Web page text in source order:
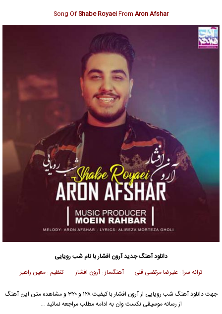
Song Of Shabe RoyaeiFrom Aron Afshar
دانلود آهنگ جدیدآرون افشاربا نام شب رویایی
ترانه سرا : علیرضا مرتضی قلی آهنگساز : آرون افشار تنظیم : معین راهبر
جهت دانلود آهنگ شب رویایی ازآرون افشار
با کیفیت ۱۲۸ و ۳۲۰ و مشاهده متن این آهنگ
از رسانه موسیقی نکست وان به ادامه مطلب مراجعه نمائید …